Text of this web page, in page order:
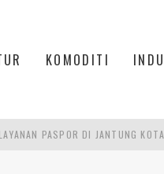
KOMODITI
PASPOR DI JANTUNG KOTA
DI PASAR BARU
DEPAN INDONESIA